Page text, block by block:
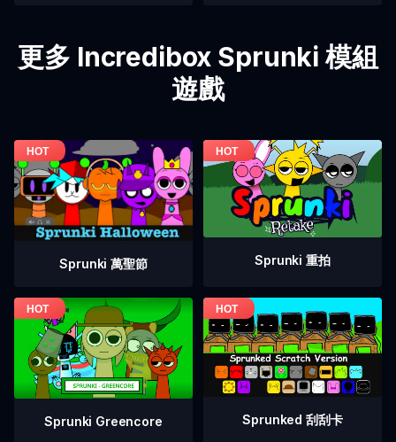
更多 Incredibox Sprunki 模組
遊戲
Sprunki 萬聖節 Sprunki 重拍
Sprunki Greencore Sprunked 刮刮卡